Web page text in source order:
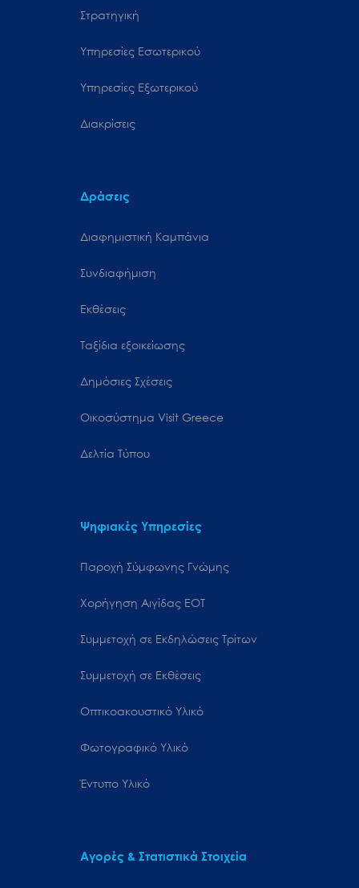
Στρατηγική
Υπηρεσίες Εσωτερικού
Υπηρεσίες Εξωτερικού
Διακρίσεις
Δράσεις
Διαφημιστική Καμπάνια
Συνδιαφήμιση
Εκθέσεις
Ταξίδια εξοικείωσης
Δημόσιες Σχέσεις
Oικοσύστημα Visit Greece
Δελτία Τύπου
Ψηφιακές Υπηρεσίες
Παροχή Σύμφωνης Γνώμης
Χορήγηση Αιγίδας ΕΟΤ
Συμμετοχή σε Εκδηλώσεις Τρίτων
Συμμετοχή σε Εκθέσεις
Οπτικοακουστικό Υλικό
Φωτογραφικό Υλικό
Έντυπο Υλικό
Αγορές & Στατιστικά Στοιχεία